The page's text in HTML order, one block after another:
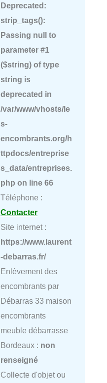
Deprecated:
strip_tags():
Passing null to
parameter #1
($string) of type
string is
deprecated in
/var/www/vhosts/le
s-
encombrants.org/h
ttpdocs/entreprise
s_data/entreprises.
php on line 66
Téléphone :
Contacter
Site internet :
https://www.laurent
-debarras.fr/
Enlèvement des
encombrants par
Débarras 33 maison
encombrants
meuble débarrasse
Bordeaux : non
renseigné
Collecte d'objet ou